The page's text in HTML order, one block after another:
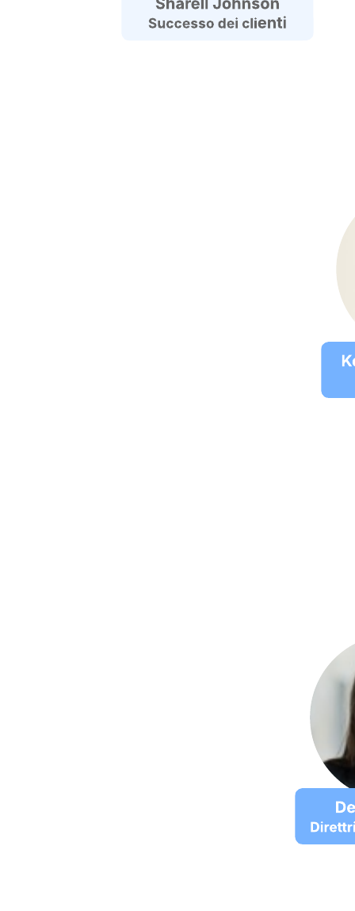
Apri questo modello per visualizzare un esempio dettagliato di
organigramma circolare, che puoi personalizzare in base al tuo caso